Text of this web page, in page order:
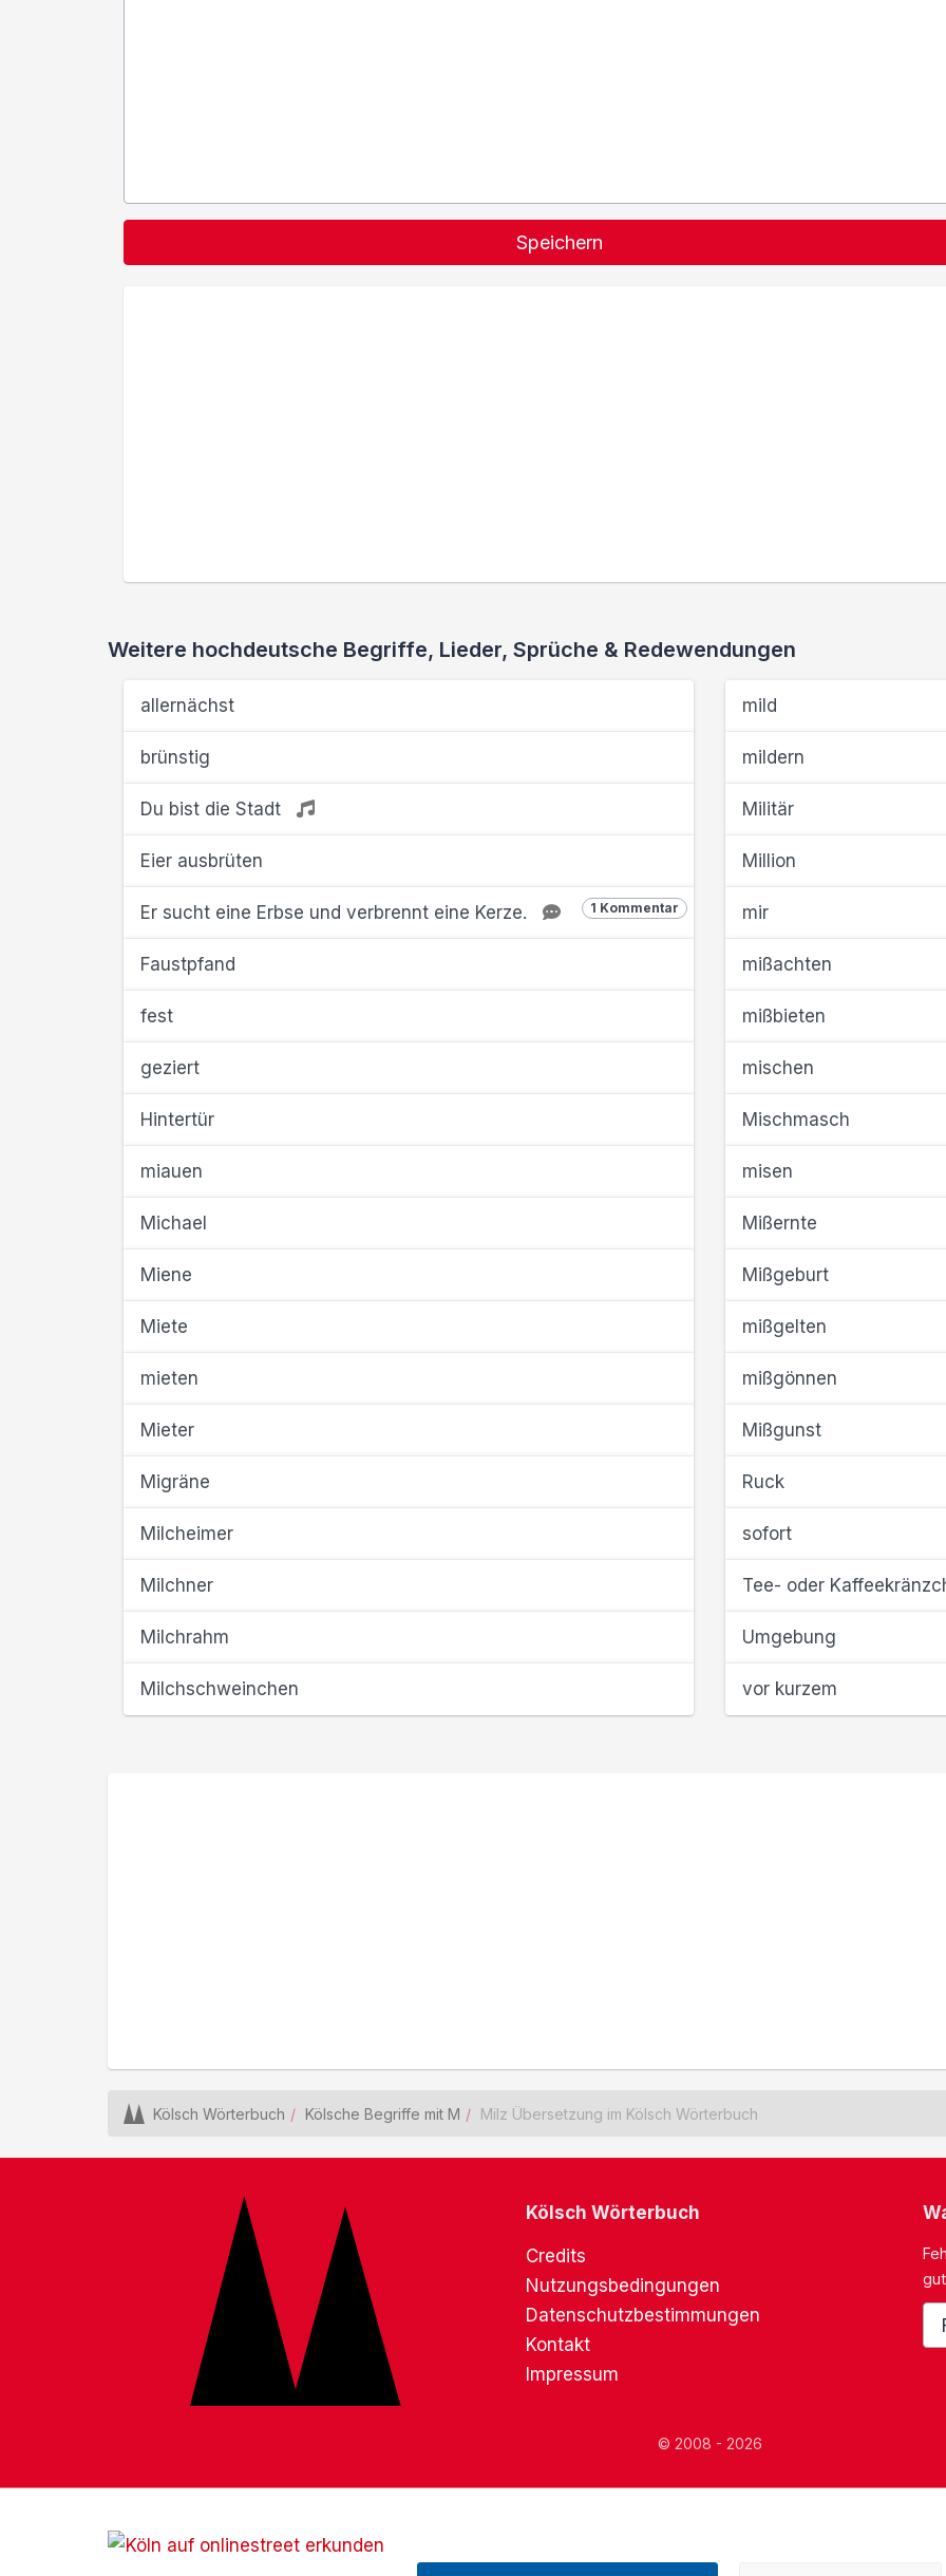
Speichern
Weitere hochdeutsche Begriffe, Lieder, Sprüche & Redewendungen
allernächst
brünstig
Du bist die Stadt
Eier ausbrüten
1 Kommentar
Er sucht eine Erbse und verbrennt eine Kerze.
Faustpfand
fest
geziert
Hintertür
miauen
Michael
Miene
Miete
mieten
Mieter
Migräne
Milcheimer
Milchner
Milchrahm
Milchschweinchen
mild
mildern
Militär
Million
mir
mißachten
mißbieten
mischen
Mischmasch
misen
Mißernte
Mißgeburt
mißgelten
mißgönnen
Mißgunst
Ruck
sofort
Tee- oder
Umgebung
vor kurzem
Kölsch Wörterbuch Kölsche Begriffe mit M Milz Übersetzung im Kölsch Wörterbuch
Kölsch Wörterbuch
Credits
Nutzungsbedingungen
Datenschutzbestimmungen
Kontakt
Impressum
© 2008 - 2026